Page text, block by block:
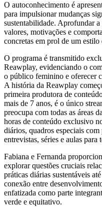
O autoconhecimento é
para impulsionar mudanças
sustentabilidade. Aprofundar
valores, motivações e
concretas em prol de um
O programa é transmitido
Reawplay, evidenciando o
o público feminino e oferecer
A história da Reawplay
primeira produtora de
mais de 7 anos, é o único
preocupa com todas as áreas
horas de conteúdo exclusivo
diários, quadros especiais com
entrevistas, séries e aulas para
Fabiana e Fernanda
explorar questões cruciais
práticas diárias sustentáveis
conexão entre
enfatizada como parte
verde e equitativo.